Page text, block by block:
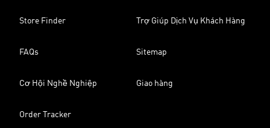
Store Finder Trợ Giúp Dịch Vụ Khách Hàng
FAQs Sitemap
Cơ Hội Nghề Nghiệp Giao hàng
Order Tracker